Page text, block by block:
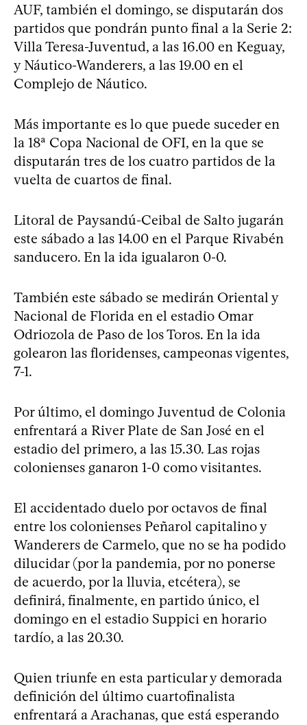
AUF, también el domingo, se disputarán dos
partidos que pondrán punto final a la Serie 2:
Villa Teresa-Juventud, a las 16.00 en Keguay,
y Náutico-Wanderers, a las 19.00 en el
Complejo de Náutico.
Más importante es lo que puede suceder en
la 18ª Copa Nacional de OFI, en la que se
disputarán tres de los cuatro partidos de la
vuelta de cuartos de final.
Litoral de Paysandú-Ceibal de Salto jugarán
este sábado a las 14.00 en el Parque Rivabén
sanducero. En la ida igualaron 0-0.
También este sábado se medirán Oriental y
Nacional de Florida en el estadio Omar
Odriozola de Paso de los Toros. En la ida
golearon las floridenses, campeonas vigentes,
7-1.
Por último, el domingo Juventud de Colonia
enfrentará a River Plate de San José en el
estadio del primero, a las 15.30. Las rojas
colonienses ganaron 1-0 como visitantes.
El accidentado duelo por octavos de final
entre los colonienses Peñarol capitalino y
Wanderers de Carmelo, que no se ha podido
dilucidar (por la pandemia, por no ponerse
de acuerdo, por la lluvia, etcétera), se
definirá, finalmente, en partido único, el
domingo en el estadio Suppici en horario
tardío, a las 20.30.
Quien triunfe en esta particular y demorada
definición del último cuartofinalista
enfrentará a Arachanas, que está esperando